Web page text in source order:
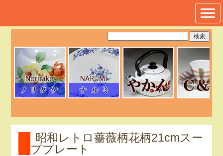
昭和レトロポップ食器生活雑
貨通販＠フリマート
昭和レトロ薔薇柄花柄21cmスー
ププレート